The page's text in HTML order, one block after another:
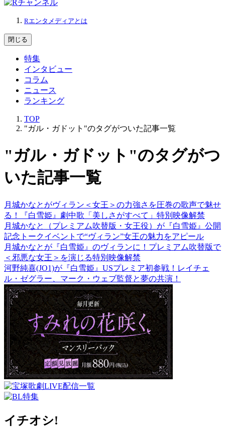
Rエンタメディアとは
閉じる
特集
インタビュー
コラム
ニュース
ランキング
TOP
"ガル・ガドット"のタグがついた記事一覧
"ガル・ガドット"のタグがつ
いた記事一覧
月城かなとがヴィラン＜女王＞の力強さを圧巻の歌声で魅せ
る！『白雪姫』劇中歌「美しさがすべて」特別映像解禁
月城かなと（プレミアム吹替版・女王役）が『白雪姫』公開
記念トークイベントで“ヴィラン”女王の魅力をアピール
月城かなとが『白雪姫』のヴィランに！プレミアム吹替版で
＜邪悪な女王＞を演じる特別映像解禁
河野純喜(JO1)が『白雪姫』USプレミア初参戦！レイチェ
ル・ゼグラー、マーク・ウェブ監督と夢の共演！
イチオシ!